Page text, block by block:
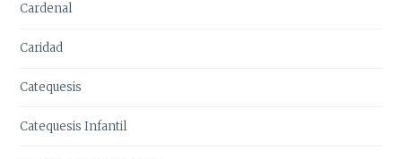
Cardenal
Caridad
Catequesis
Catequesis Infantil